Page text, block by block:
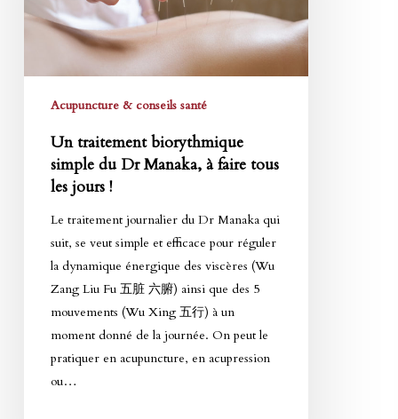
Dr
Manaka,
faire
Acupuncture & conseils santé
Un traitement biorythmique
simple du Dr Manaka, à faire tous
les jours !
Le traitement journalier du Dr Manaka qui
suit, se veut simple et efficace pour réguler
la dynamique énergique des viscères (Wu
Zang Liu Fu 五脏 六腑) ainsi que des 5
mouvements (Wu Xing 五行) à un
moment donné de la journée. On peut le
pratiquer en acupuncture, en acupression
ou…